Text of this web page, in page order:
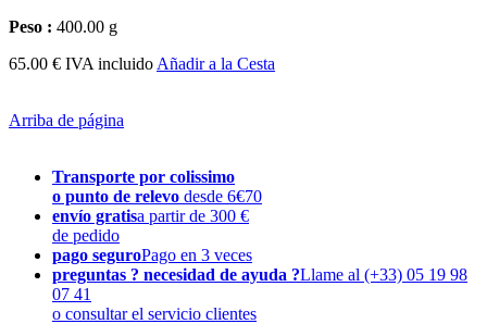
Peso : 400.00 g
65.00 € IVA incluido Añadir a la Cesta
Arriba de página
Transporte por colissimo
o punto de relevo desde 6€70
envío gratisa partir de 300 €
de pedido
pago seguroPago en 3 veces
preguntas ? necesidad de ayuda ?Llame al (+33) 05 19 98
07 41
o consultar el servicio clientes